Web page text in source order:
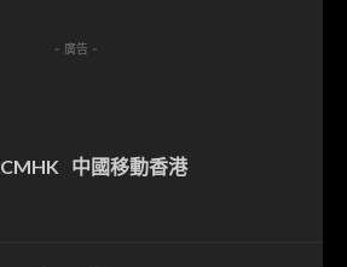
- 廣告 -
CMHK
中國移動香港